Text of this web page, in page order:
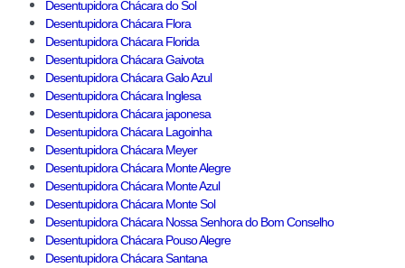
Desentupidora Chácara do Sol
Desentupidora Chácara Flora
Desentupidora Chácara Florida
Desentupidora Chácara Gaivota
Desentupidora Chácara Galo Azul
Desentupidora Chácara Inglesa
Desentupidora Chácara japonesa
Desentupidora Chácara Lagoinha
Desentupidora Chácara Meyer
Desentupidora Chácara Monte Alegre
Desentupidora Chácara Monte Azul
Desentupidora Chácara Monte Sol
Desentupidora Chácara Nossa Senhora do Bom Conselho
Desentupidora Chácara Pouso Alegre
Desentupidora Chácara Santana